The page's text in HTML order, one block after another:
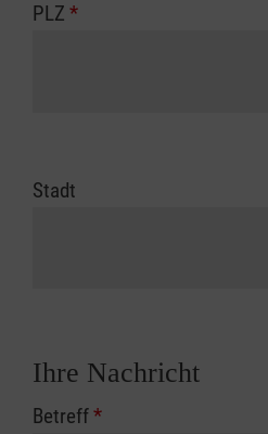
PLZ *
Stadt
Ihre Nachricht
Betreff*